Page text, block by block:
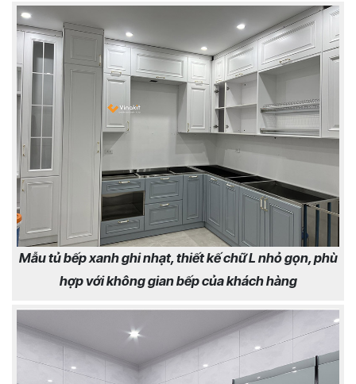
Mẫu tủ bếp xanh ghi nhạt, thiết kế chữ L nhỏ gọn, phù
hợp với không gian bếp của khách hàng